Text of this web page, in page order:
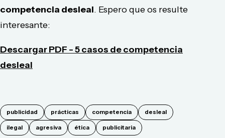
competencia desleal. Espero que os resulte
interesante:
Descargar PDF - 5 casos de competencia
desleal
publicidad prácticas competencia desleal
ilegal agresiva ética publicitaria